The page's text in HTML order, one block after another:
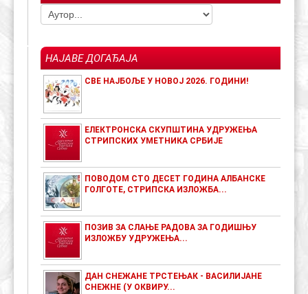
НАЈАВЕ ДОГАЂАЈА
СВЕ НАЈБОЉЕ У НОВОЈ 2026. ГОДИНИ!
ЕЛЕКТРОНСКА СКУПШТИНА УДРУЖЕЊА
СТРИПСКИХ УМЕТНИКА СРБИЈЕ
ПОВОДОМ СТО ДЕСЕТ ГОДИНА АЛБАНСКЕ
ГОЛГОТЕ, СТРИПСКА ИЗЛОЖБА...
ПОЗИВ ЗА СЛАЊЕ РАДОВА ЗА ГОДИШЊУ
ИЗЛОЖБУ УДРУЖЕЊА...
ДАН СНЕЖАНЕ ТРСТЕЊАК - ВАСИЛИЈАНЕ
СНЕЖНЕ (У ОКВИРУ...